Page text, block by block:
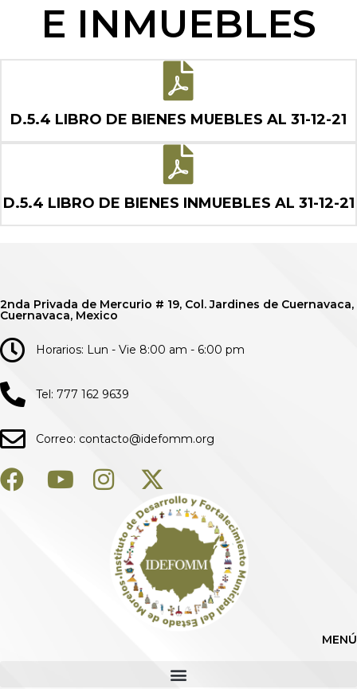
E INMUEBLES
D.5.4 LIBRO DE BIENES MUEBLES AL 31-12-21
D.5.4 LIBRO DE BIENES INMUEBLES AL 31-12-21
2nda Privada de Mercurio # 19, Col. Jardines de Cuernavaca,
Cuernavaca, Mexico
Horarios: Lun - Vie 8:00 am - 6:00 pm
Tel: 777 162 9639
Correo: contacto@idefomm.org
MENÚ